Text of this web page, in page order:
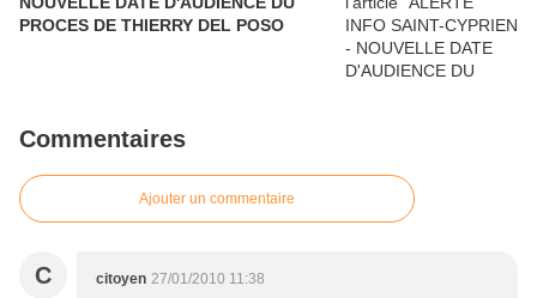
PROCES DE THIERRY DEL POSO
Commentaires
Ajouter un commentaire
C citoyen 27/01/2010 11:38